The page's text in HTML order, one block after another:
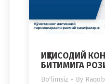
ИҚТИСОДИЙ
БИТИМИГА
Bo'limsiz By